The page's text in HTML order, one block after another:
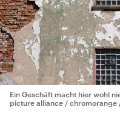
Ein Geschäft macht hier wohl
picture alliance / chromorange